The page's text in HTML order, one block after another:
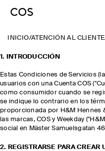
INICIO/ATENCIÓN AL CLIENTE
1. INTRODUCCIÓN
Estas Condiciones de Servicios
usuarios con una Cuenta COS
como consumidor cuando se
se indique lo contrario en los
proporcionada por H&M Hennes
las marcas, COS y Weekday
social en Mäster Samuelsgatan
2. REGISTRARSE PARA CREAR